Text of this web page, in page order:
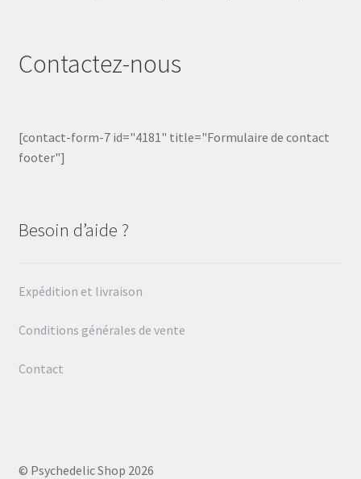
Contactez-nous
[contact-form-7 id="4181" title="Formulaire de contact
footer"]
Besoin d’aide ?
Expédition et livraison
Conditions générales de vente
Contact
© Psychedelic Shop 2026